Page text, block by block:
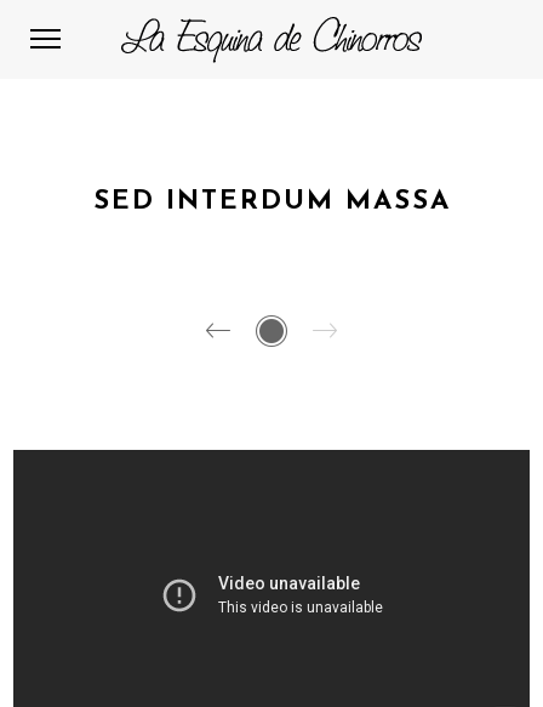
SED INTERDUM MASSA